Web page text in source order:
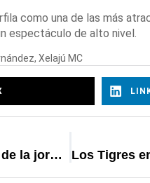
como una de las más
espectáculo de alto nivel.
,Xelajú MC
Lionel Messi lidera el Mejor Equipo de la jornada 11 en la MLS